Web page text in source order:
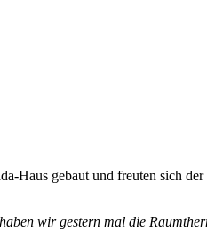
Haus gebaut und freuten sich
wir gestern mal die